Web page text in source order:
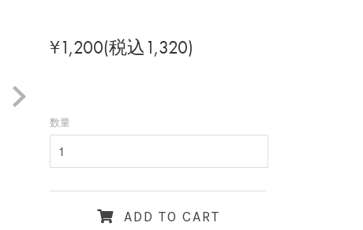
¥1,200(税込1,320)
数量
ADD TO CART